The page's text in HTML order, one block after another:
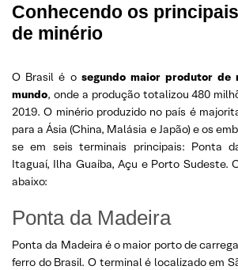
Conhecendo os
de minério
O Brasil é o segundo maior produtor de
mundo, onde a produção totalizou 480
2019. O minério produzido no país é
para a Ásia (China, Malásia e Japão) e os
se em seis terminais principais: Ponta
Itaguaí, Ilha Guaíba, Açu e Porto Sudeste.
abaixo:
Ponta da Madeira
Ponta da Madeira é o maior porto de
ferro do Brasil. O terminal é localizado em